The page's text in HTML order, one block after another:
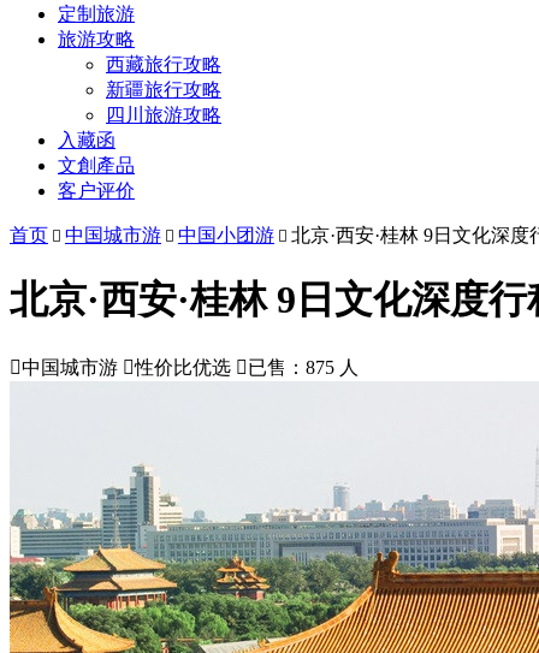
定制旅游
旅游攻略
西藏旅行攻略
新疆旅行攻略
四川旅游攻略
入藏函
文創產品
客户评价
首页  中国城市游  中国小团游  北京·西安·桂林 9日文化深度
北京·西安·桂林 9日文化深度行
中国城市游 性价比优选 已售：875 人